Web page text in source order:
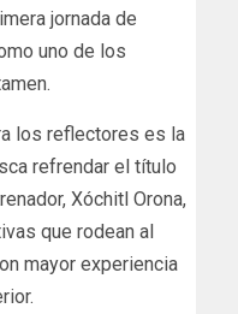
jornada de
uno de los
los reflectores es la
refrendar el título
Xóchitl Orona,
que rodean al
mayor experiencia